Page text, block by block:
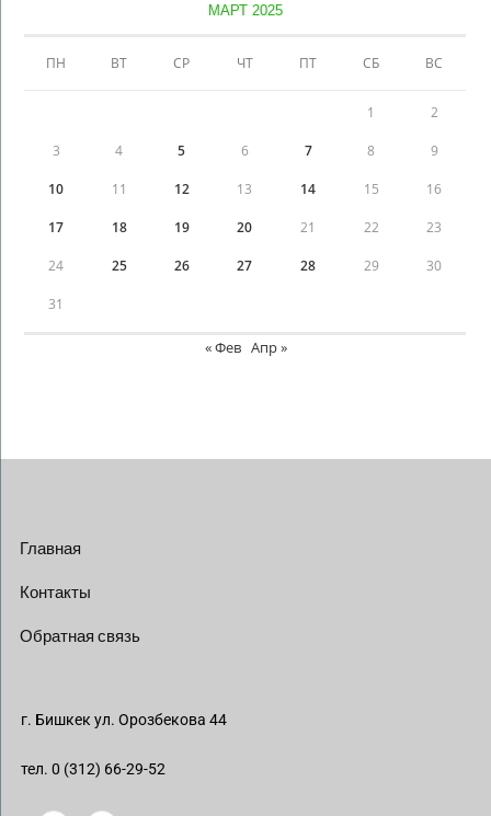
МАРТ 2025
ПН ВТ СР ЧТ ПТ СБ ВС
1 2
3 4 5 6 7 8 9
10 11 12 13 14 15 16
17 18 19 20 21 22 23
24 25 26 27 28 29 30
31
« Фев Апр »
Главная
Контакты
Обратная связь
г. Бишкек ул. Орозбекова 44
тел. 0 (312) 66-29-52